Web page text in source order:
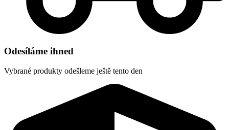
Odesíláme ihned
Vybrané produkty odešleme ještě tento den